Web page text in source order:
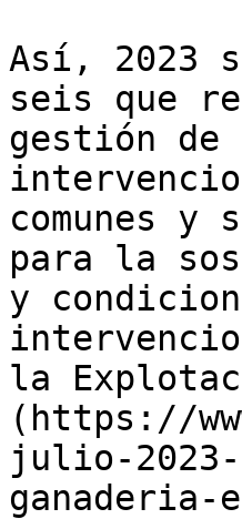
Así, 2023
seis que
gestión de
comunes
para la
y
la
(https://
julio-
ganaderia-